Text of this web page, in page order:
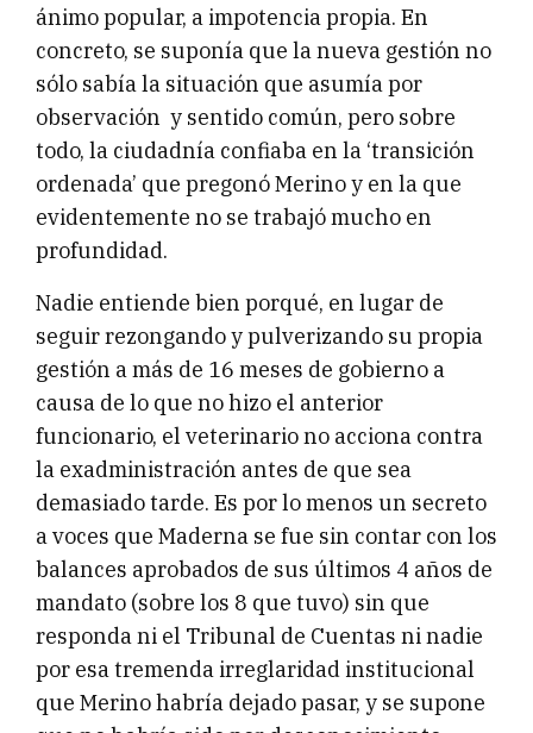
ánimo popular, a impotencia propia. En
concreto, se suponía que la nueva gestión no
sólo sabía la situación que asumía por
observación y sentido común, pero sobre
todo, la ciudadnía confiaba en la ‘transición
ordenada’ que pregonó Merino y en la que
evidentemente no se trabajó mucho en
profundidad.
Nadie entiende bien porqué, en lugar de
seguir rezongando y pulverizando su propia
gestión a más de 16 meses de gobierno a
causa de lo que no hizo el anterior
funcionario, el veterinario no acciona contra
la exadministración antes de que sea
demasiado tarde. Es por lo menos un secreto
a voces que Maderna se fue sin contar con los
balances aprobados de sus últimos 4 años de
mandato (sobre los 8 que tuvo) sin que
responda ni el Tribunal de Cuentas ni nadie
por esa tremenda irreglaridad institucional
que Merino habría dejado pasar, y se supone